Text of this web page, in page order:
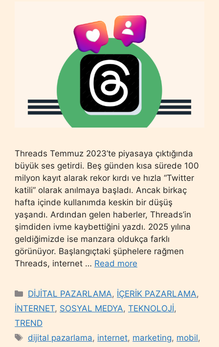
Threads Temmuz 2023’te piyasaya çıktığında
büyük ses getirdi. Beş günden kısa sürede 100
milyon kayıt alarak rekor kırdı ve hızla “Twitter
katili” olarak anılmaya başladı. Ancak birkaç
hafta içinde kullanımda keskin bir düşüş
yaşandı. Ardından gelen haberler, Threads’in
şimdiden ivme kaybettiğini yazdı. 2025 yılına
geldiğimizde ise manzara oldukça farklı
görünüyor. Başlangıçtaki şüphelere rağmen
Threads, internet … Read more
Categories
DİJİTAL PAZARLAMA, İÇERİK PAZARLAMA,
İNTERNET, SOSYAL MEDYA, TEKNOLOJİ,
TREND
Tags
dijital pazarlama, internet, marketing, mobil,